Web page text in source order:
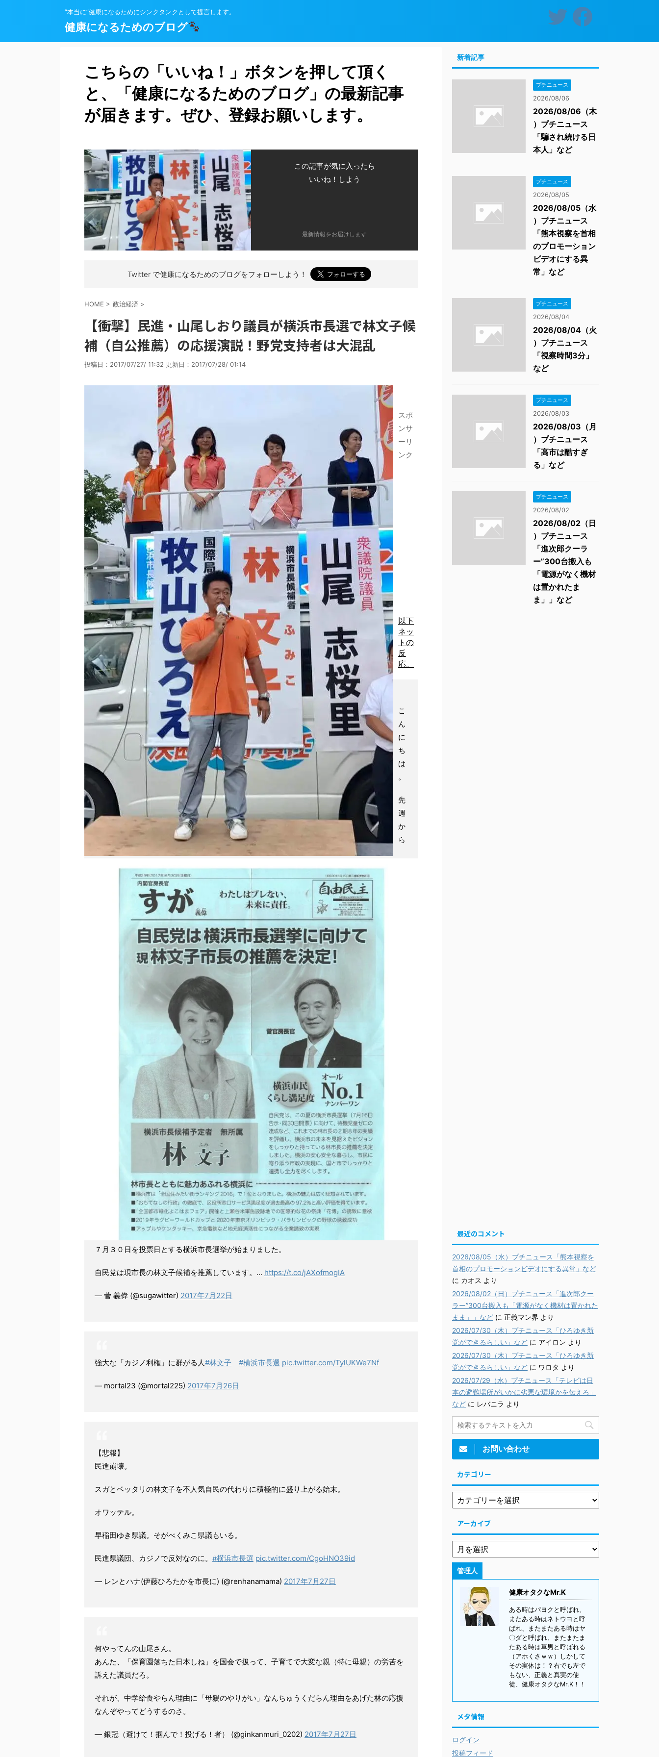
”本当に”健康になるためにシンクタンクとして提言します。
健康になるためのブログ
こちらの「いいね！」ボタンを押して頂く
と、「健康になるためのブログ」の最新記事
が届きます。ぜひ、登録お願いします。
この記事が気に入ったら
いいね！しよう
最新情報をお届けします
Twitter で健康になるためのブログをフォローしよう！
HOME > 政治経済 >
【衝撃】民進・山尾しおり議員が横浜市長選で林文子候
補（自公推薦）の応援演説！野党支持者は大混乱
投稿日：2017/07/27/ 11:32 更新日： 2017/07/28/ 01:14
スポ
ンサ
ーリ
ンク
以下
ネッ
トの
反
応。
こ
ん
に
ち
は
。
先
週
か
ら
７月３０日を投票日とする横浜市長選挙が始まりました。
自民党は現市長の林文子候補を推薦しています。... https://t.co/jAXofmogIA
— 菅 義偉 (@sugawitter) 2017年7月22日
強大な「カジノ利権」に群がる人#林文子 #横浜市長選 pic.twitter.com/TylUKWe7Nf
— mortal23 (@mortal225) 2017年7月26日
【悲報】
民進崩壊。
スガとベッタリの林文子を不人気自民の代わりに積極的に盛り上がる始末。
オワッテル。
早稲田ゆき県議。そがべくみこ県議もいる。
民進県議団、カジノで反対なのに。 #横浜市長選 pic.twitter.com/CgoHNO39id
— レンとハナ(伊藤ひろたかを市長に) (@renhanamama) 2017年7月27日
何やってんの山尾さん。
あんた、「保育園落ちた日本しね」を国会で扱って、子育てで大変な親（特に母親）の労苦を
訴えた議員だろ。
それが、中学給食やらん理由に「母親のやりがい」なんちゅうくだらん理由をあげた林の応援
なんぞやってどうするのさ。
— 銀冠（避けて！掴んで！投げる！者） (@ginkanmuri_0202) 2017年7月27日
新着記事
プチニュース
2026/08/06
2026/08/06（木
）プチニュース
「騙され続ける日
本人」など
プチニュース
2026/08/05
2026/08/05（水
）プチニュース
「熊本視察を首相
のプロモーション
ビデオにする異
常」など
プチニュース
2026/08/04
2026/08/04（火
）プチニュース
「視察時間3分」
など
プチニュース
2026/08/03
2026/08/03（月
）プチニュース
「高市は酷すぎ
る」など
プチニュース
2026/08/02
2026/08/02（日
）プチニュース
「進次郎クーラ
ー”300台搬入も
「電源がなく機材
は置かれたま
ま」」など
最近のコメント
2026/08/05（水）プチニュース「熊本視察を
首相のプロモーションビデオにする異常」など
に カオス より
2026/08/02（日）プチニュース「進次郎クー
ラー”300台搬入も「電源がなく機材は置かれた
まま」」など に 正義マン界 より
2026/07/30（木）プチニュース「ひろゆき新
党ができるらしい」など に アイロン より
2026/07/30（木）プチニュース「ひろゆき新
党ができるらしい」など に ワロタ より
2026/07/29（水）プチニュース「テレビは日
本の避難場所がいかに劣悪な環境かを伝えろ」
など に レバニラ より
お問い合わせ
カテゴリー
アーカイブ
管理人
健康オタクなMr.K
ある時はパヨクと呼ばれ、
またある時はネトウヨと呼
ばれ、またまたある時はヤ
〇ダと呼ばれ、またまたま
たある時は草男と呼ばれる
（アホくさｗｗ）しかして
その実体は！？右でも左で
もない、正義と真実の使
徒、健康オタクなMr.K！！
メタ情報
ログイン
投稿フィード